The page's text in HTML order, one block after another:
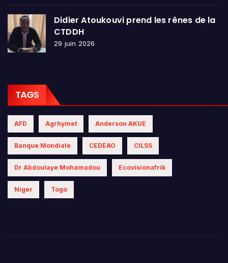
Didier Atoukouvi prend les rênes de la
CTDDH
29 juin 2026
TAGS
AFD Agrhymet Anderson AKUE
Banque Mondiale CEDEAO CILSS
Dr Abdoulaye Mohamadou Ecovisionafrik
Niger Togo